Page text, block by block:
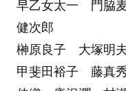
早乙女太一 門脇
健次郎
榊原良子 大塚明
甲斐田裕子 藤真